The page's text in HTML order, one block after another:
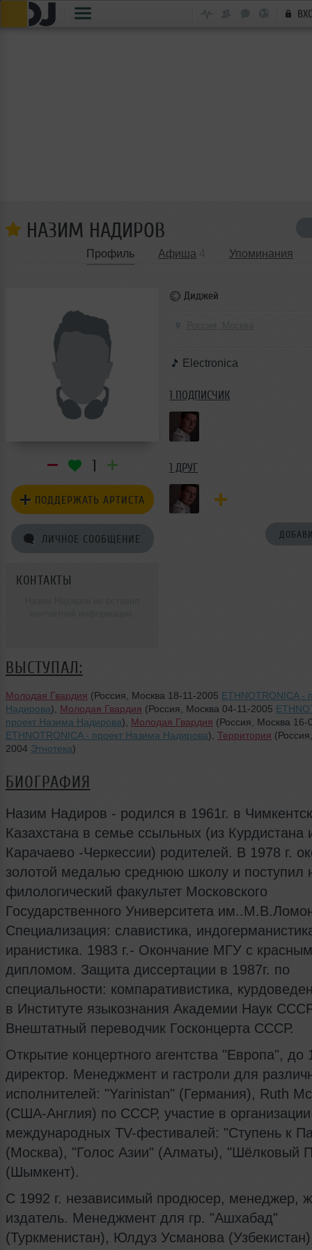
НАЗИМ НАДИРОВ
Профиль Афиша Упоминания
1
ПОДДЕРЖАТЬ АРТИСТА
ЛИЧНОЕ СООБЩЕНИЕ
КОНТАКТЫ
Диджей
Electronica
1 ПОДПИСЧИК
1 ДРУГ
ВЫСТУПАЛ:
Молодая Гвардия (Россия, Москва 18-11-2005 ETHNOTRONICA -
Надирова), Молодая Гвардия (Россия, Москва 04-11-2005
проект Назима Надирова), Молодая Гвардия (Россия, Москва 16-
ETHNOTRONICA - проект Назима Надирова), Территория
2004 Этнотека)
БИОГРАФИЯ
Назим Надиров - родился в 1961г. в
Казахстана в семье ссыльных (из Курдистана
Карачаево -Черкессии) родителей. В 1978 г.
золотой медалью среднюю школу и поступил
филологический факультет Московского
Государственного Университета
Специализация: славистика,
иранистика. 1983 г.- Окончание МГУ с красным
дипломом. Защита диссертации в 1987г. по
специальности: компаративистика,
в Институте языкознания Академии Наук
Внештатный переводчик Госконцерта СССР.
Открытие концертного агентства "Европа", до
директор. Менеджмент и гастроли для
исполнителей: "Yarinistan" (Германия), Ruth
(США-Англия) по СССР, участие в
международных TV-фестивалей: "Ступень к
(Москва), "Голос Азии" (Алматы), "Шёлковый
(Шымкент).
С 1992 г. независимый продюсер, менеджер,
издатель. Менеджмент для гр. "Ашхабад"
(Туркменистан), Юлдуз Усманова